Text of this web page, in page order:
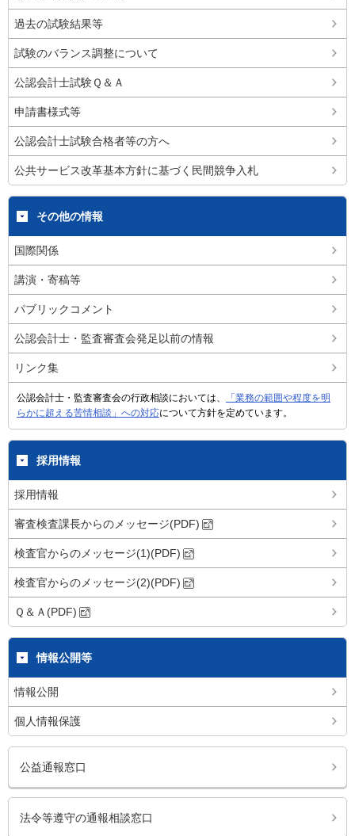
過去の試験結果等
試験のバランス調整について
公認会計士試験Ｑ＆Ａ
申請書様式等
公認会計士試験合格者等の方へ
公共サービス改革基本方針に基づく民間競争入札
その他の情報
国際関係
講演・寄稿等
パブリックコメント
公認会計士・監査審査会発足以前の情報
リンク集
公認会計士・監査審査会の行政相談においては、
「業務の範囲や程度を明
らかに超える苦情相談」への対応について方針を定めています。
採用情報
採用情報
審査検査課長からのメッセージ(PDF)
検査官からのメッセージ(1)(PDF)
検査官からのメッセージ(2)(PDF)
Ｑ＆Ａ(PDF)
情報公開等
情報公開
個人情報保護
公益通報窓口
法令等遵守の通報相談窓口